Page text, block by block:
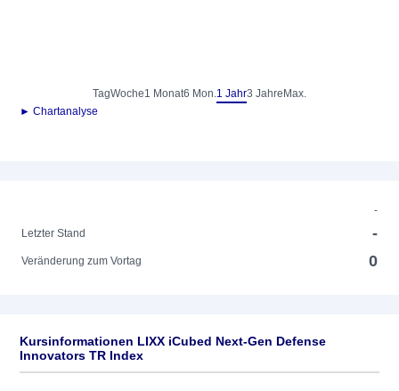
TagWoche1 Monat6 Mon.1 Jahr3 Jahre Max.
► Chartanalyse
-
Letzter Stand
-
Veränderung zum Vortag 0
Kursinformationen LIXX iCubed Next-Gen Defense
Innovators TR Index